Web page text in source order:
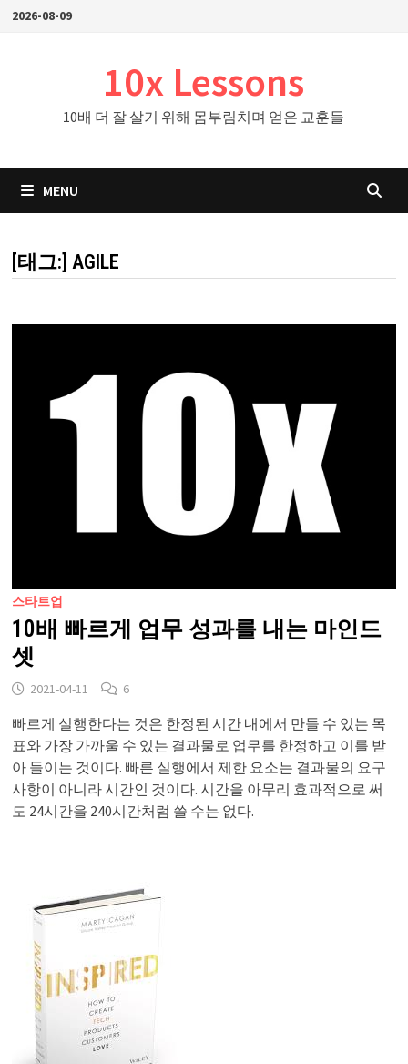
Skip2026-08-09
10x Lessons
10배 더 잘 살기 위해 몸부림치며 얻은 교훈들
MENU
[태그:]AGILE
스타트업
10배 빠르게 업무 성과를 내는 마인드
셋
2021-04-11 6
빠르게 실행한다는 것은 한정된 시간 내에서 만들 수 있는 목
표와 가장 가까울 수 있는 결과물로 업무를 한정하고 이를 받
아 들이는 것이다. 빠른 실행에서 제한 요소는 결과물의 요구
사항이 아니라 시간인 것이다. 시간을 아무리 효과적으로 써
도 24시간을 240시간처럼 쓸 수는 없다.